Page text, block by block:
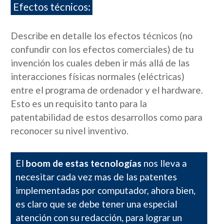
Efectos técnicos:
Describe en detalle los efectos técnicos (no
confundir con los efectos comerciales) de tu
invención los cuales deben ir más allá de las
interacciones físicas normales (eléctricas)
entre el programa de ordenador y el hardware.
Esto es un requisito tanto para la
patentabilidad de estos desarrollos como para
reconocer su nivel inventivo.
El boom de estas tecnologías nos lleva a
necesitar cada vez mas de las patentes
implementadas por computador, ahora bien,
es claro que se debe tener una especial
atención con su redacción, para lograr un